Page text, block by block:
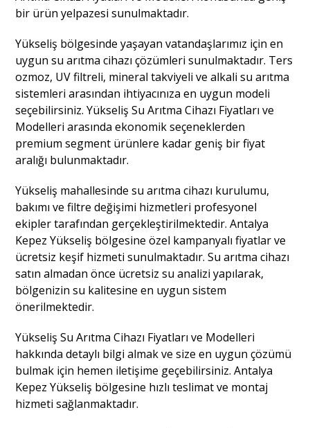
bir ürün yelpazesi sunulmaktadır.
Yükseliş bölgesinde yaşayan vatandaşlarımız için en
uygun su arıtma cihazı çözümleri sunulmaktadır. Ters
ozmoz, UV filtreli, mineral takviyeli ve alkali su arıtma
sistemleri arasından ihtiyacınıza en uygun modeli
seçebilirsiniz. Yükseliş Su Arıtma Cihazı Fiyatları ve
Modelleri arasında ekonomik seçeneklerden
premium segment ürünlere kadar geniş bir fiyat
aralığı bulunmaktadır.
Yükseliş mahallesinde su arıtma cihazı kurulumu,
bakımı ve filtre değişimi hizmetleri profesyonel
ekipler tarafından gerçekleştirilmektedir. Antalya
Kepez Yükseliş bölgesine özel kampanyalı fiyatlar ve
ücretsiz keşif hizmeti sunulmaktadır. Su arıtma cihazı
satın almadan önce ücretsiz su analizi yapılarak,
bölgenizin su kalitesine en uygun sistem
önerilmektedir.
Yükseliş Su Arıtma Cihazı Fiyatları ve Modelleri
hakkında detaylı bilgi almak ve size en uygun çözümü
bulmak için hemen iletişime geçebilirsiniz. Antalya
Kepez Yükseliş bölgesine hızlı teslimat ve montaj
hizmeti sağlanmaktadır.